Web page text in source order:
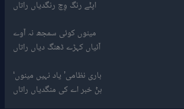
اپݨے رنگ وِچ رنگدیاں راتاں
مینوں کوئی سمجھ نہ آوے
آئیاں کہڑے ڈھنگ دیاں راتاں
‘باری نظامی’ یاد نہیں مینوں
ہݨ خبر اے کی منگدیاں راتاں